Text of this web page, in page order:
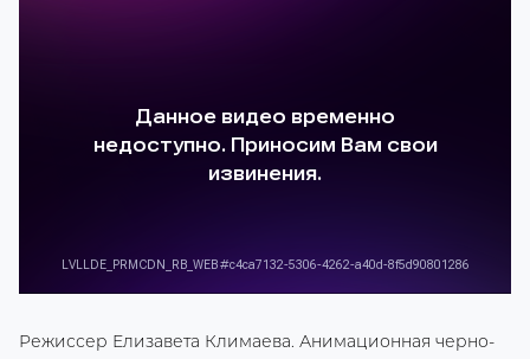
Режиссер Елизавета Климаева. Анимационная черно-